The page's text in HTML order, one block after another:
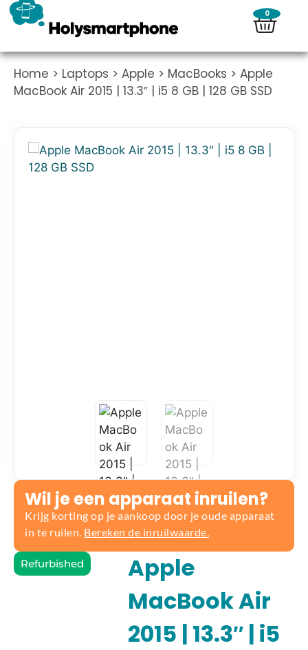
0
Home > Laptops > Apple > MacBooks > Apple
MacBook Air 2015 | 13.3″ | i5 8 GB | 128 GB SSD
Wil je een apparaat inruilen?
Krijg korting op je aankoop door je oude apparaat
in te ruilen. Bereken de inruilwaarde.
Refurbished
Apple
MacBook Air
2015 | 13.3″ | i5